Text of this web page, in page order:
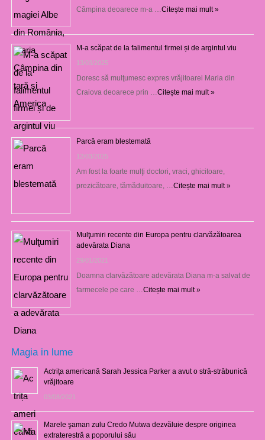
Câmpina deoarece m-a … Citește mai mult »
M-a scăpat de la falimentul firmei și de argintul viu
13/03/2025
Doresc să mulţumesc expres vrăjitoarei Maria din
Craiova deoarece prin … Citește mai mult »
Parcă eram blestemată
12/03/2025
Am fost la foarte mulţi doctori, vraci, ghicitoare,
prezicătoare, tămăduitoare, … Citește mai mult »
Mulţumiri recente din Europa pentru clarvăzătoarea
adevărata Diana
29/01/2021
Doamna clarvăzătoare adevărata Diana m-a salvat de
farmecele pe care … Citește mai mult »
Magia in lume
Actrița americană Sarah Jessica Parker a avut o stră-străbunică
vrăjitoare
03/08/2021
Marele şaman zulu Credo Mutwa dezvăluie despre originea
extraterestră a poporului său